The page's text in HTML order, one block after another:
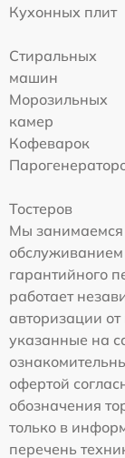
Кухонных плит
Стиральных
машин
Морозильных
камер
Кофеварок
Тостеров
Мы занимаемся
обслуживанием
гарантийного
работает
авторизации
указанные на
офертой
обозначения
только в
перечень